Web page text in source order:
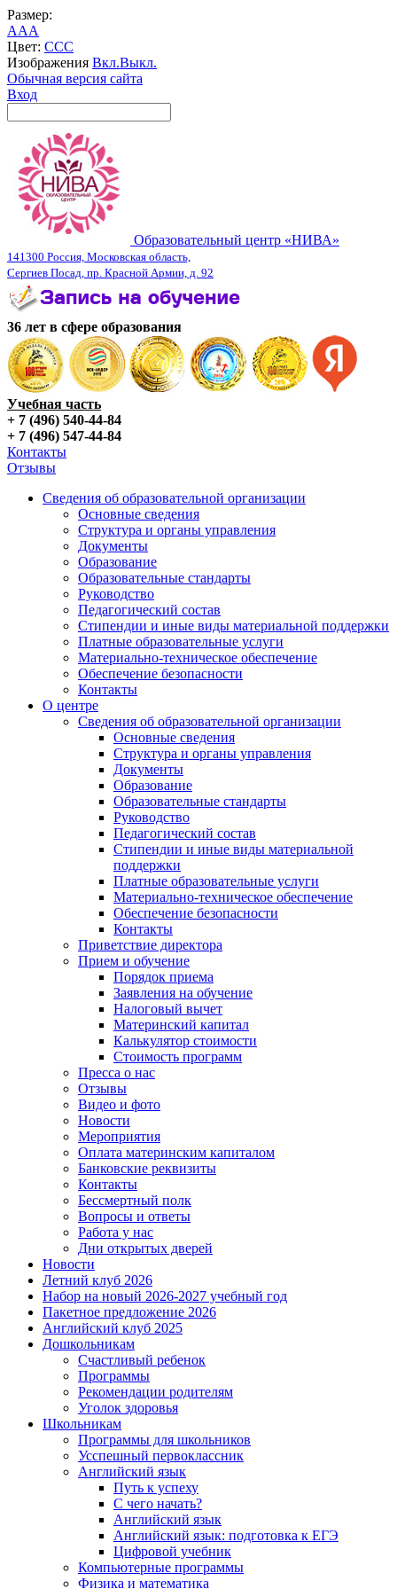
Размер:
AAA
Цвет: CCC
Изображения Вкл.Выкл.
Обычная версия сайта
Вход
Образовательный центр «НИВА»
141300 Россия, Московская область,
Сергиев Посад, пр. Красной Армии, д. 92
36 лет в сфере образования
Учебная часть
+ 7 (496) 540-44-84
+ 7 (496) 547-44-84
Контакты
Отзывы
Сведения об образовательной организации
Основные сведения
Структура и органы управления
Документы
Образование
Образовательные стандарты
Руководство
Педагогический состав
Стипендии и иные виды материальной поддержки
Платные образовательные услуги
Материально-техническое обеспечение
Обеспечение безопасности
Контакты
О центре
Сведения об образовательной организации
Основные сведения
Структура и органы управления
Документы
Образование
Образовательные стандарты
Руководство
Педагогический состав
Стипендии и иные виды материальной
поддержки
Платные образовательные услуги
Материально-техническое обеспечение
Обеспечение безопасности
Контакты
Приветствие директора
Прием и обучение
Порядок приема
Заявления на обучение
Налоговый вычет
Материнский капитал
Калькулятор стоимости
Стоимость программ
Пресса о нас
Отзывы
Видео и фото
Новости
Мероприятия
Оплата материнским капиталом
Банковские реквизиты
Контакты
Бессмертный полк
Вопросы и ответы
Работа у нас
Дни открытых дверей
Новости
Летний клуб 2026
Набор на новый 2026-2027 учебный год
Пакетное предложение 2026
Английский клуб 2025
Дошкольникам
Счастливый ребенок
Программы
Рекомендации родителям
Уголок здоровья
Школьникам
Программы для школьников
Усспешный первоклассник
Английский язык
Путь к успеху
С чего начать?
Английский язык
Английский язык: подготовка к ЕГЭ
Цифровой учебник
Компьютерные программы
Физика и математика